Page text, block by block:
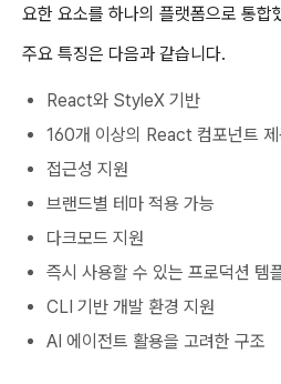
요한 요소를 하나의 플랫폼으로 통합
주요 특징은 다음과 같습니다.
React와 StyleX 기반
160개 이상의 React 컴포넌트
접근성 지원
브랜드별 테마 적용 가능
다크모드 지원
즉시 사용할 수 있는 프로덕션 템
CLI 기반 개발 환경 지원
AI 에이전트 활용을 고려한 구조